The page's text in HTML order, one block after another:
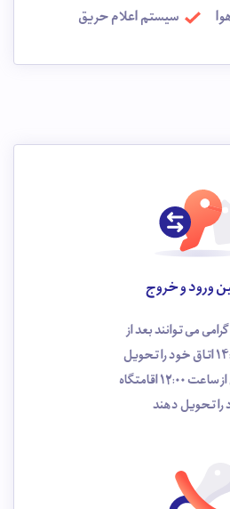
سیستم اعلام حریق
ورود و خروج
می توانند بعد از
ساعت 14:00 اتاق خود را تحویل
گیرندو قبل از ساعت 12:00 اقامتگاه
را تحویل دهند